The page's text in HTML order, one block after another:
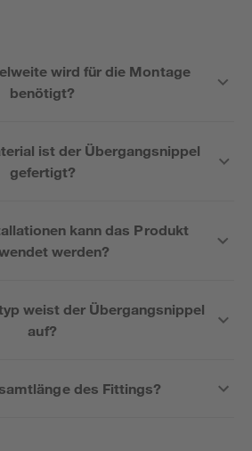
wird für die Montage
benötigt?
ist der Übergangsnippel
gefertigt?
kann das Produkt
werden?
weist der Übergangsnippel
auf?
des Fittings?